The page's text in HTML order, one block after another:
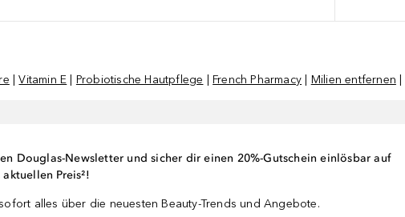
|Vitamin E Probiotische Hautpflege |French Pharmacy Milien entfernen
Douglas-Newsletter und sicher dir einen 20%-Gutschein einlösbar auf
Preis²!
alles über die neuesten Beauty-Trends und Angebote.